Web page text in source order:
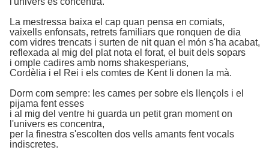
La mestressa baixa el cap quan pensa en comiats,
vaixells enfonsats, retrets familiars que ronquen de dia
com vidres trencats i surten de nit quan el món s'ha acabat,
reflexada al mig del plat nota el forat, el buit dels sopars
i omple cadires amb noms shakesperians,
Cordèlia i el Rei i els comtes de Kent li donen la mà.
Dorm com sempre: les cames per sobre els llençols i el
pijama fent esses
i al mig del ventre hi guarda un petit gran moment on
l'univers es concentra,
per la finestra s'escolten dos vells amants fent vocals
indiscretes.